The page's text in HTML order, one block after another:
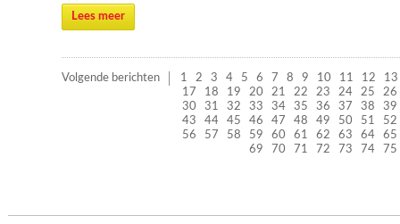
Lees meer
Volgende berichten 1 2 3 4 5 6 7 8 9 10 11 12
13
17
18 19 20 21 22 23 24 25
26
30
31 32 33 34 35 36 37 38
39
43
44 45 46 47 48 49 50 51
52
56
57 58 59 60 61 62 63 64
65
69
70 71 72 73 74 75